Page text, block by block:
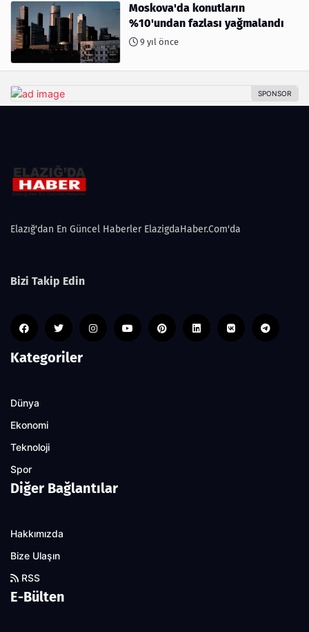
Moskova'da konutların
%10'undan fazlası yağmalandı
9 yıl önce
Elazığ'dan En Güncel Haberler ElazigdaHaber.Com'da
Bizi Takip Edin
Kategoriler
Dünya
Ekonomi
Teknoloji
Spor
Diğer Bağlantılar
Hakkımızda
Bize Ulaşın
RSS
E-Bülten